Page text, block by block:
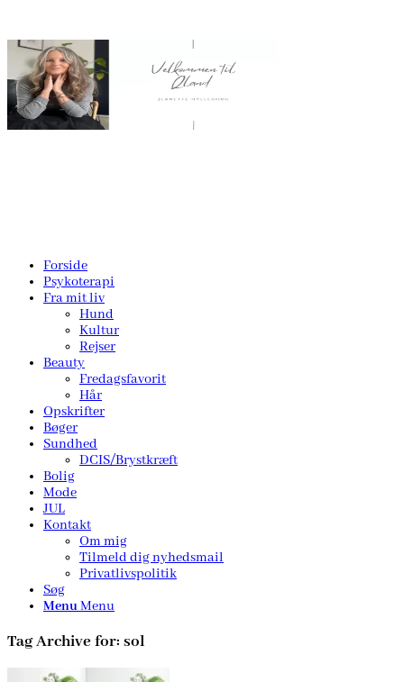
Forside
Psykoterapi
Fra mit liv
Hund
Kultur
Rejser
Beauty
Fredagsfavorit
Hår
Opskrifter
Bøger
Sundhed
DCIS/Brystkræft
Bolig
Mode
JUL
Kontakt
Om mig
Tilmeld dig nyhedsmail
Privatlivspolitik
Søg
MenuMenu
Tag Archive for: sol